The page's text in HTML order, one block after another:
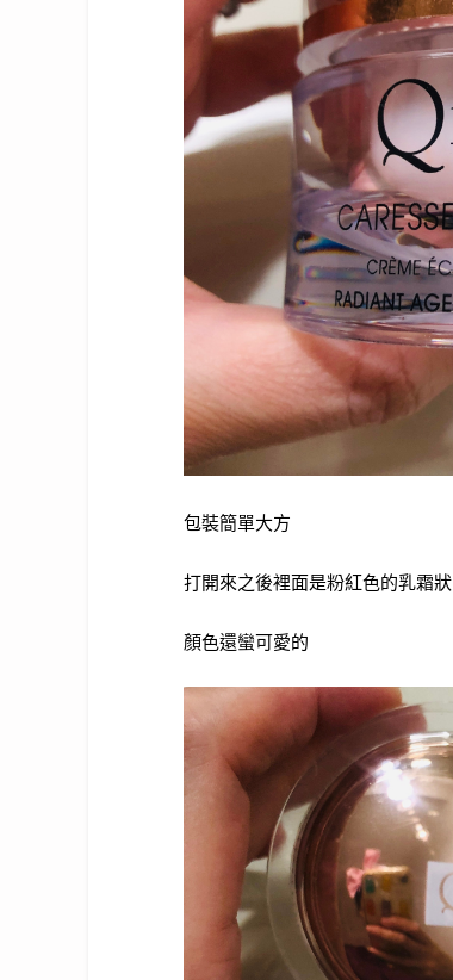
包裝簡單大方
打開來之後裡面是粉紅色的乳霜狀
顏色還蠻可愛的